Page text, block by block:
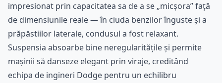
impresionat prin capacitatea sa de a se „micșora” față
de dimensiunile reale — în ciuda benzilor înguste și a
prăpăstiilor laterale, condusul a fost relaxant.
Suspensia absoarbe bine neregularitățile și permite
mașinii să danseze elegant prin viraje, creditând
echipa de ingineri Dodge pentru un echilibru